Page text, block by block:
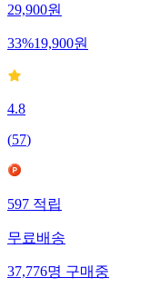
29,900원
33%19,900원
4.8
(57)
597적립
무료배송
37,776명구매중